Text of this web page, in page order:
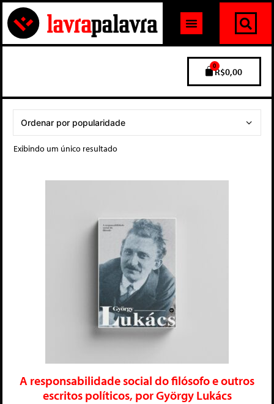
R$0,00
0
Exibindo um único resultado
A responsabilidade social do filósofo e outros
escritos políticos, por György Lukács